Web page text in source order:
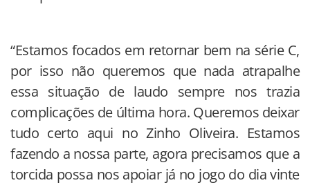
“Estamos focados em retornar bem na série C,
por isso não queremos que nada atrapalhe
essa situação de laudo sempre nos trazia
complicações de última hora. Queremos deixar
tudo certo aqui no Zinho Oliveira. Estamos
fazendo a nossa parte, agora precisamos que a
torcida possa nos apoiar já no jogo do dia vinte